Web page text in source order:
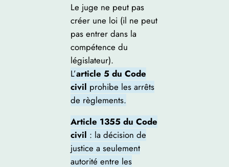
Le juge ne peut pas
créer une loi (il ne peut
pas entrer dans la
compétence du
législateur).
L’article 5 du Code
civil prohibe les arrêts
de règlements.
Article 1355 du Code
civil : la décision de
justice a seulement
autorité entre les